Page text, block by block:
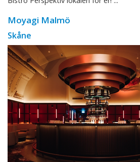
Moyagi Malmö
Skåne